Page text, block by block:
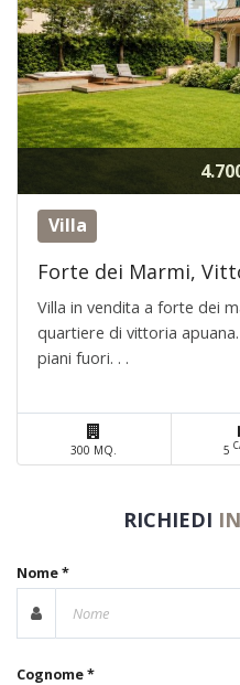
Villa
Forte dei Marmi,
Villa in vendita a forte dei
quartiere di vittoria
piani fuori. . .
300 MQ. 5
RICHIEDI
Nome *
Cognome *